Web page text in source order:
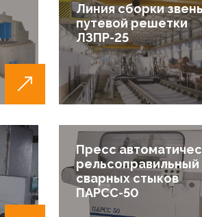
Линия сборки
путевой решетки
ЛЗПР-25
Пресс
рельсоправильный
сварных стыков
ПАРСС-50